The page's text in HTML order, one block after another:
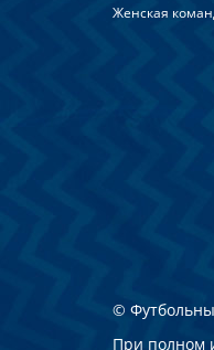
Женская
©
При полном